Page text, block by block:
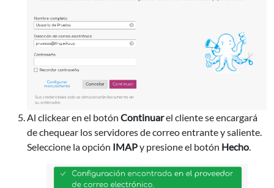
Al clickear en el botón Continuarel cliente se encargará
de chequear los servidores de correo entrante y saliente.
Seleccione la opción IMAPy presione el botón Hecho